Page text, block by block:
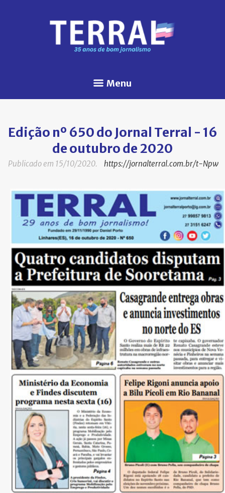
Menu
Edição nº 650 do Jornal Terral - 16
de outubro de 2020
Publicado em 15/10/2020. https://jornalterral.com.br/t-Npw